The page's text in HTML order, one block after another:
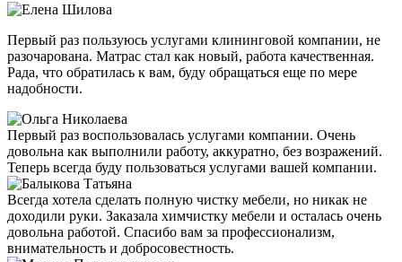
Первый раз пользуюсь услугами клининговой компании, не
разочарована. Матрас стал как новый, работа качественная.
Рада, что обратилась к вам, буду обращаться еще по мере
надобности.
Первый раз воспользовалась услугами компании. Очень
довольна как выполнили работу, аккуратно, без возражений.
Теперь всегда буду пользоваться услугами вашей компании.
Всегда хотела сделать полную чистку мебели, но никак не
доходили руки. Заказала химчистку мебели и осталась очень
довольна работой. Спасибо вам за профессионализм,
внимательность и добросовестность.